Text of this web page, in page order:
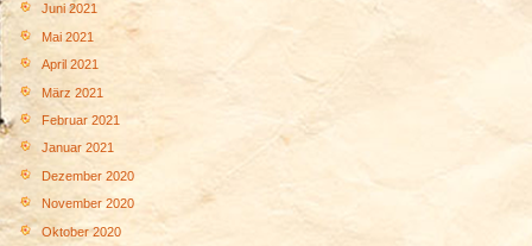
Juni 2021
Mai 2021
April 2021
März 2021
Februar 2021
Januar 2021
Dezember 2020
November 2020
Oktober 2020